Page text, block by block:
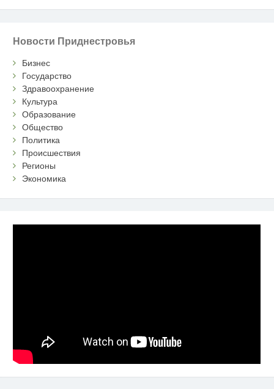
Новости Приднестровья
Бизнес
Государство
Здравоохранение
Культура
Образование
Общество
Политика
Происшествия
Регионы
Экономика